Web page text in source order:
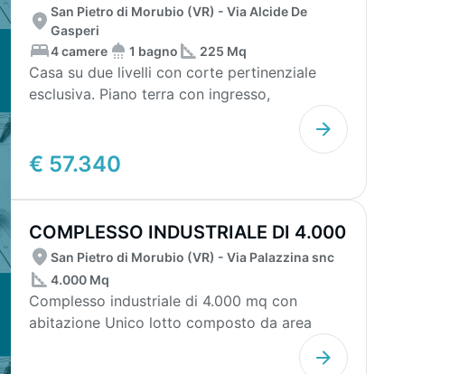
MAGAZZINO
€ 57.340
San Pietro di Morubio (VR) - Via Alcide De
Gasperi
4 camere
1 bagno 225 Mq
Casa su due livelli con corte pertinenziale
esclusiva. Piano terra con ingresso,
COMPLESSO INDUSTRIALE DI 4.000
MQ CON AB...
San Pietro di Morubio (VR) - Via Palazzina snc
4.000 Mq
Complesso industriale di 4.000 mq con
abitazione Unico lotto composto da area